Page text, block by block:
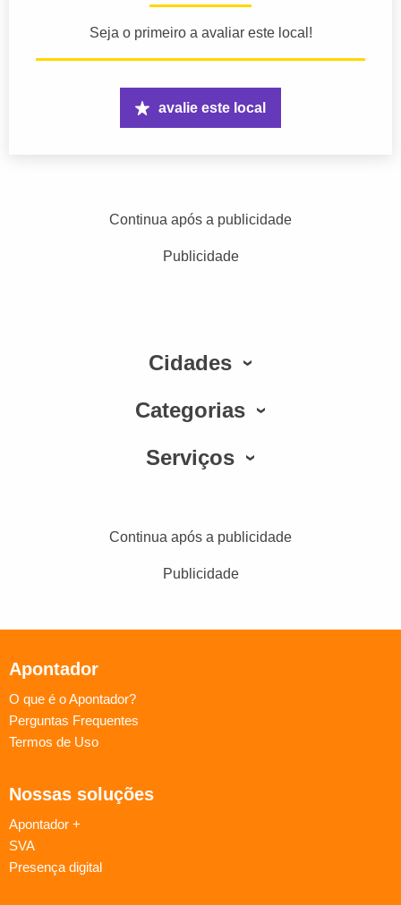
Seja o primeiro a avaliar este local!
avalie este local
Continua após a publicidade
Publicidade
Cidades
Categorias
Serviços
Continua após a publicidade
Publicidade
Apontador
O que é o Apontador?
Perguntas Frequentes
Termos de Uso
Nossas soluções
Apontador +
SVA
Presença digital